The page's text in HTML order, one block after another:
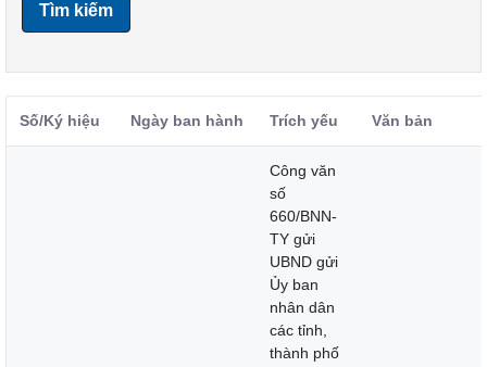
Tìm kiếm
Số/Ký hiệu Ngày ban hành Trích yếu Văn bản
Công văn
số
660/BNN-
TY gửi
UBND gửi
Ủy ban
nhân dân
các tỉnh,
thành phố